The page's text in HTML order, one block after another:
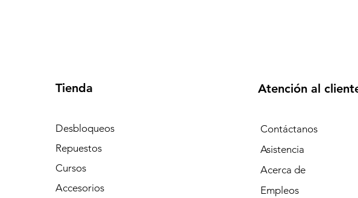
Tienda
Desbloqueos
Repuestos
Cursos
Accesorios
Atención al
Contáctanos
Asistencia
Acerca de
Empleos